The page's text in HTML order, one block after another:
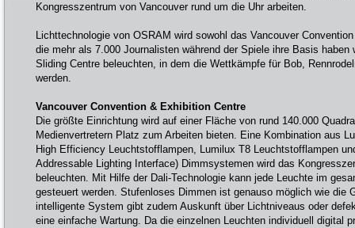
Kongresszentrum von Vancouver rund um die Uhr arbeiten.
Lichttechnologie von OSRAM wird sowohl das Vancouver
die mehr als 7.000 Journalisten während der Spiele ihre Basis
Sliding Centre beleuchten, in dem die Wettkämpfe für Bob,
werden.
Vancouver Convention & Exhibition Centre
Die größte Einrichtung wird auf einer Fläche von rund 140.000
Medienvertretern Platz zum Arbeiten bieten. Eine Kombination aus
High Efficiency Leuchtstofflampen, Lumilux T8 Leuchtstofflampen
Addressable Lighting Interface) Dimmsystemen wird das
beleuchten. Mit Hilfe der Dali-Technologie kann jede Leuchte im
gesteuert werden. Stufenloses Dimmen ist genauso möglich wie die
intelligente System gibt zudem Auskunft über Lichtniveaus oder
eine einfache Wartung. Da die einzelnen Leuchten individuell digital